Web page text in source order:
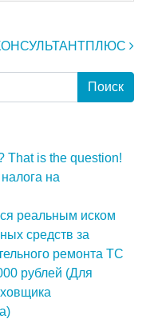
is the question!
на
реальным иском
средств за
ремонта ТС
рублей (Для